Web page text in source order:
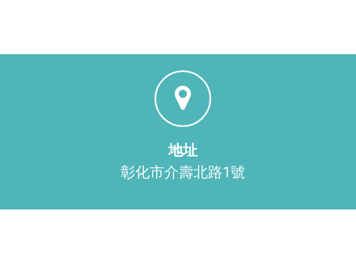
地址
彰化市介壽北路1號